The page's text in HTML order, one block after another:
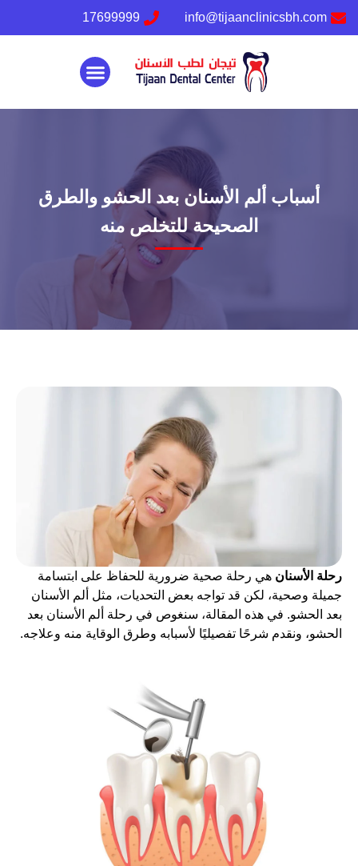
info@tijaanclinicsbh.com
17699999
أسباب ألم الأسنان بعد الحشو والطرق
الصحيحة للتخلص منه
رحلة الأسنان هي رحلة صحية ضرورية للحفاظ على ابتسامة
جميلة وصحية، لكن قد تواجه بعض التحديات، مثل ألم الأسنان
بعد الحشو. في هذه المقالة، سنغوص في رحلة ألم الأسنان بعد
الحشو، ونقدم شرحًا تفصيليًا لأسبابه وطرق الوقاية منه وعلاجه.